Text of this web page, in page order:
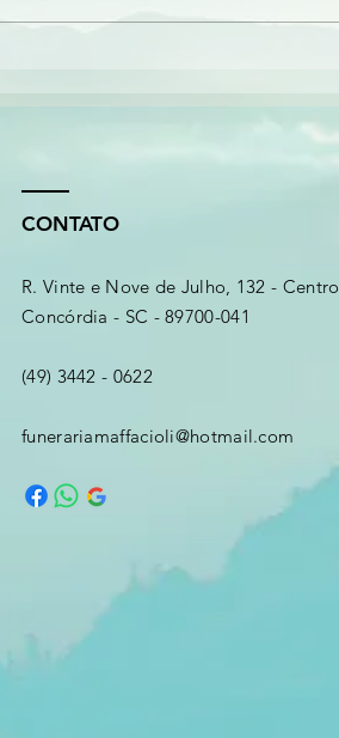
CONTATO
R. Vinte e Nove de Julho, 132 - Centro
Concórdia - SC - 89700-041
(49) 3442 - 0622
funerariamaffacioli@hotmail.com